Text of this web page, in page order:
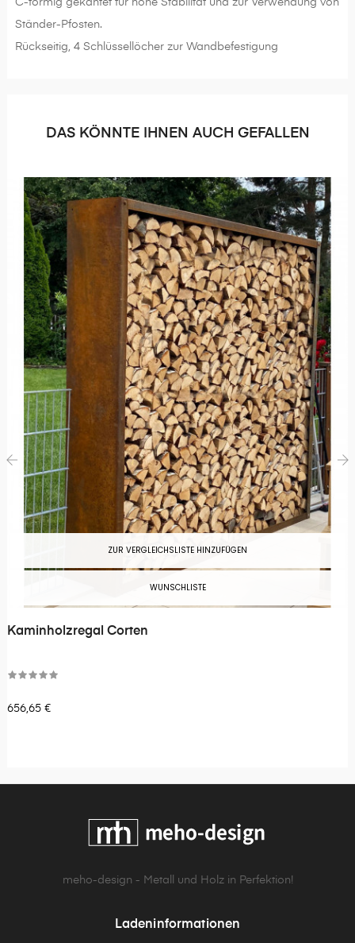
C-förmig gekantet für hohe Stabilität und zur Verwendung von
Ständer-Pfosten.
Rückseitig, 4 Schlüssellöcher zur Wandbefestigung
DAS KÖNNTE IHNEN AUCH GEFALLEN
ZUR VERGLEICHSLISTE HINZUFÜGEN
WUNSCHLISTE
Kaminholzregal Corten
656,65 €
meho-design - Metall und Holz in Perfektion!
Ladeninformationen